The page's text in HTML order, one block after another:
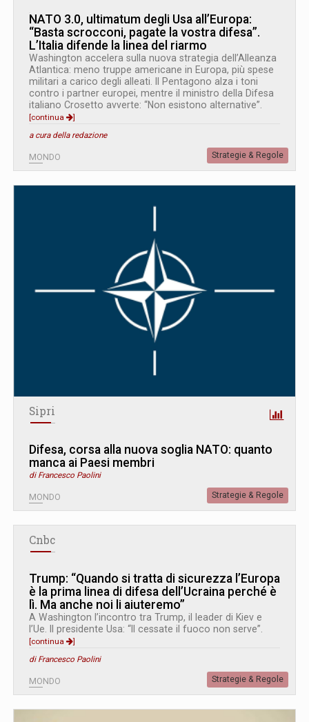
NATO 3.0, ultimatum degli Usa all’Europa:
“Basta scrocconi, pagate la vostra difesa”.
L’Italia difende la linea del riarmo
Washington accelera sulla nuova strategia dell’Alleanza
Atlantica: meno truppe americane in Europa, più spese
militari a carico degli alleati. Il Pentagono alza i toni
contro i partner europei, mentre il ministro della Difesa
italiano Crosetto avverte: “Non esistono alternative”.
[continua
]
a cura della redazione
MONDO Strategie & Regole
Sipri
Difesa, corsa alla nuova soglia NATO: quanto
manca ai Paesi membri
di Francesco Paolini
MONDO Strategie & Regole
Cnbc
Trump: “Quando si tratta di sicurezza l’Europa
è la prima linea di difesa dell’Ucraina perché è
lì. Ma anche noi li aiuteremo”
A Washington l’incontro tra Trump, il leader di Kiev e
l’Ue. Il presidente Usa: “Il cessate il fuoco non serve”.
[continua
]
di Francesco Paolini
MONDO Strategie & Regole